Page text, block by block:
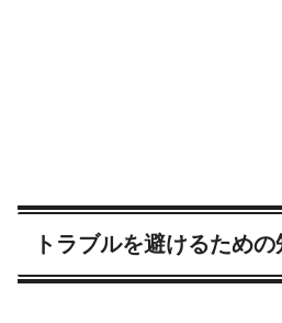
トラブルを避けるため